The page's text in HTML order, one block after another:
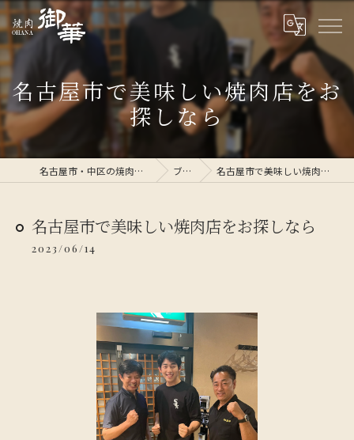
名古屋市で美味しい焼肉店をお
探しなら
名古屋市・中区の焼肉なら焼肉 御華 ブログ 名古屋市で美味しい焼肉店をお探しなら
名古屋市で美味しい焼肉店をお探しなら
2023/06/14